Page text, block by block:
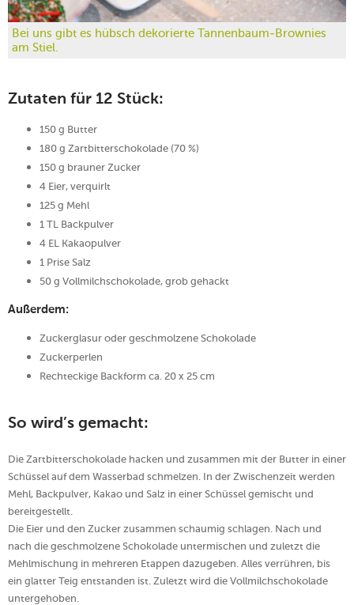
Bei uns gibt es hübsch dekorierte Tannenbaum-Brownies
am Stiel.
Zutaten für 12 Stück:
150 g Butter
180 g Zartbitterschokolade (70 %)
150 g brauner Zucker
4 Eier, verquirlt
125 g Mehl
1 TL Backpulver
4 EL Kakaopulver
1 Prise Salz
50 g Vollmilchschokolade, grob gehackt
Außerdem:
Zuckerglasur oder geschmolzene Schokolade
Zuckerperlen
Rechteckige Backform ca. 20 x 25 cm
So wird’s gemacht:
Die Zartbitterschokolade hacken und zusammen mit der Butter in einer
Schüssel auf dem Wasserbad schmelzen. In der Zwischenzeit werden
Mehl, Backpulver, Kakao und Salz in einer Schüssel gemischt und
bereitgestellt.
Die Eier und den Zucker zusammen schaumig schlagen. Nach und
nach die geschmolzene Schokolade untermischen und zuletzt die
Mehlmischung in mehreren Etappen dazugeben. Alles verrühren, bis
ein glatter Teig entstanden ist. Zuletzt wird die Vollmilchschokolade
untergehoben.